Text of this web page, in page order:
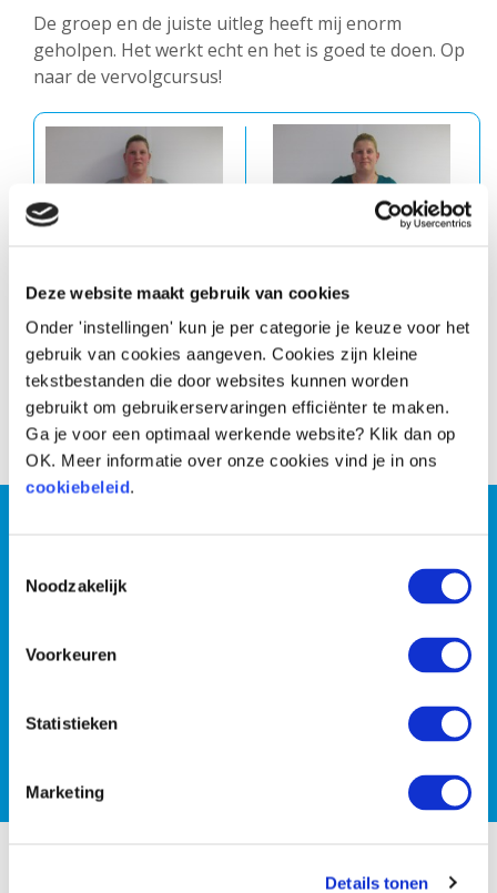
Deze website maakt gebruik van cookies
Onder 'instellingen' kun je per categorie je keuze voor het
gebruik van cookies aangeven. Cookies zijn kleine
tekstbestanden die door websites kunnen worden
gebruikt om gebruikerservaringen efficiënter te maken.
Ga je voor een optimaal werkende website? Klik dan op
OK. Meer informatie over onze cookies vind je in ons
cookiebeleid.
Noodzakelijk
Voorkeuren
Statistieken
Marketing
Details tonen
De groep en de juiste uitleg heeft mij enorm
geholpen. Het werkt echt en het is goed te doen. Op
naar de vervolgcursus!
Voor Na
of wil je liever met z’n
tweeën de strijd tegen de